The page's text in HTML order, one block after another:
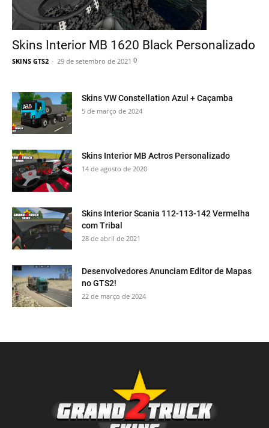
Skins Interior MB 1620 Black Personalizado
SKINS GTS2 - 29 de setembro de 2021 0
Skins VW Constellation Azul + Caçamba
5 de março de 2024
Skins Interior MB Actros Personalizado
14 de agosto de 2020
Skins Interior Scania 112-113-142 Vermelha
com Tribal
28 de abril de 2021
Desenvolvedores Anunciam Editor de Mapas
no GTS2!
22 de março de 2024